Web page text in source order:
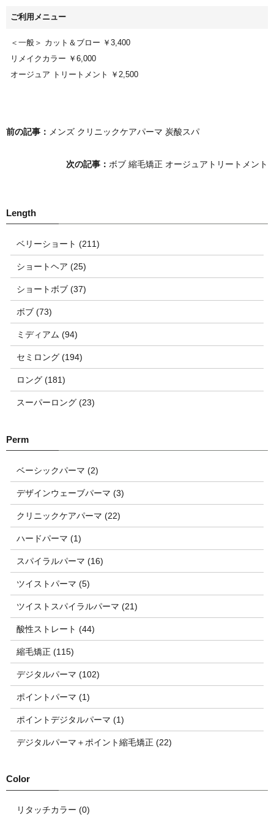
ご利用メニュー
＜一般＞ カット＆ブロー ￥3,400
リメイクカラー ￥6,000
オージュア トリートメント ￥2,500
前の記事： メンズ クリニックケアパーマ 炭酸スパ
次の記事： ボブ 縮毛矯正 オージュアトリートメント
ベリーショート (211)
ショートヘア (25)
ショートボブ (37)
ボブ (73)
ミディアム (94)
セミロング (194)
ロング (181)
スーパーロング (23)
ベーシックパーマ (2)
デザインウェーブパーマ (3)
クリニックケアパーマ (22)
ハードパーマ (1)
スパイラルパーマ (16)
ツイストパーマ (5)
ツイストスパイラルパーマ (21)
酸性ストレート (44)
縮毛矯正 (115)
デジタルパーマ (102)
ポイントパーマ (1)
ポイントデジタルパーマ (1)
デジタルパーマ＋ポイント縮毛矯正 (22)
リタッチカラー (0)